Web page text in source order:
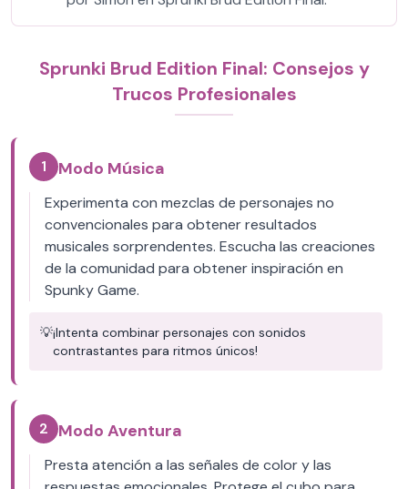
Sprunki Brud Edition Final: Consejos y
Trucos Profesionales
1 Modo Música
Experimenta con mezclas de personajes no
convencionales para obtener resultados
musicales sorprendentes. Escucha las creaciones
de la comunidad para obtener inspiración en
Spunky Game.
💡¡Intenta combinar personajes con sonidos
contrastantes para ritmos únicos!
2 Modo Aventura
Presta atención a las señales de color y las